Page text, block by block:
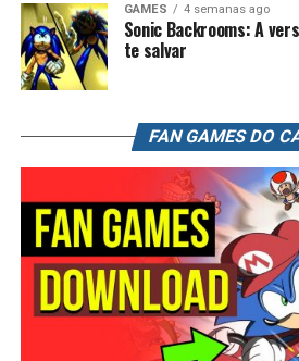
GAMES 4 semanas ago
Sonic Backrooms: A
te salvar
FAN GAMES DO